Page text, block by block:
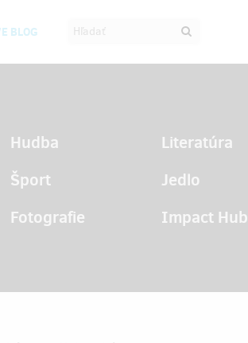
BLOG
Hudba Literatúra
Šport Jedlo
Fotografie Impact Hub